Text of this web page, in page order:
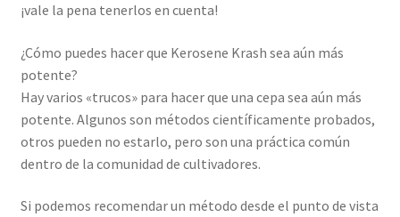
¡vale la pena tenerlos en cuenta!
¿Cómo puedes hacer que Kerosene Krash sea aún más
potente?
Hay varios «trucos» para hacer que una cepa sea aún más
potente. Algunos son métodos científicamente probados,
otros pueden no estarlo, pero son una práctica común
dentro de la comunidad de cultivadores.
Si podemos recomendar un método desde el punto de vista